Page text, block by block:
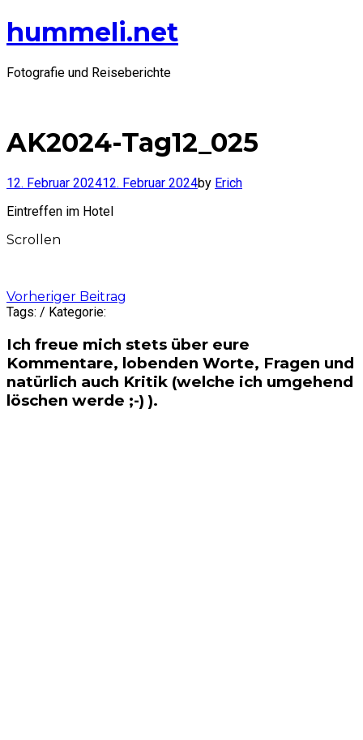
hummeli.net
Fotografie und Reiseberichte
AK2024-Tag12_025
12. Februar 202412. Februar 2024by Erich
Eintreffen im Hotel
Scrollen
Post
navigation
Vorheriger Beitrag
Tags: / Kategorie:
Ich freue mich stets über eure
Kommentare, lobenden Worte, Fragen und
natürlich auch Kritik (welche ich umgehend
löschen werde ;-) ).